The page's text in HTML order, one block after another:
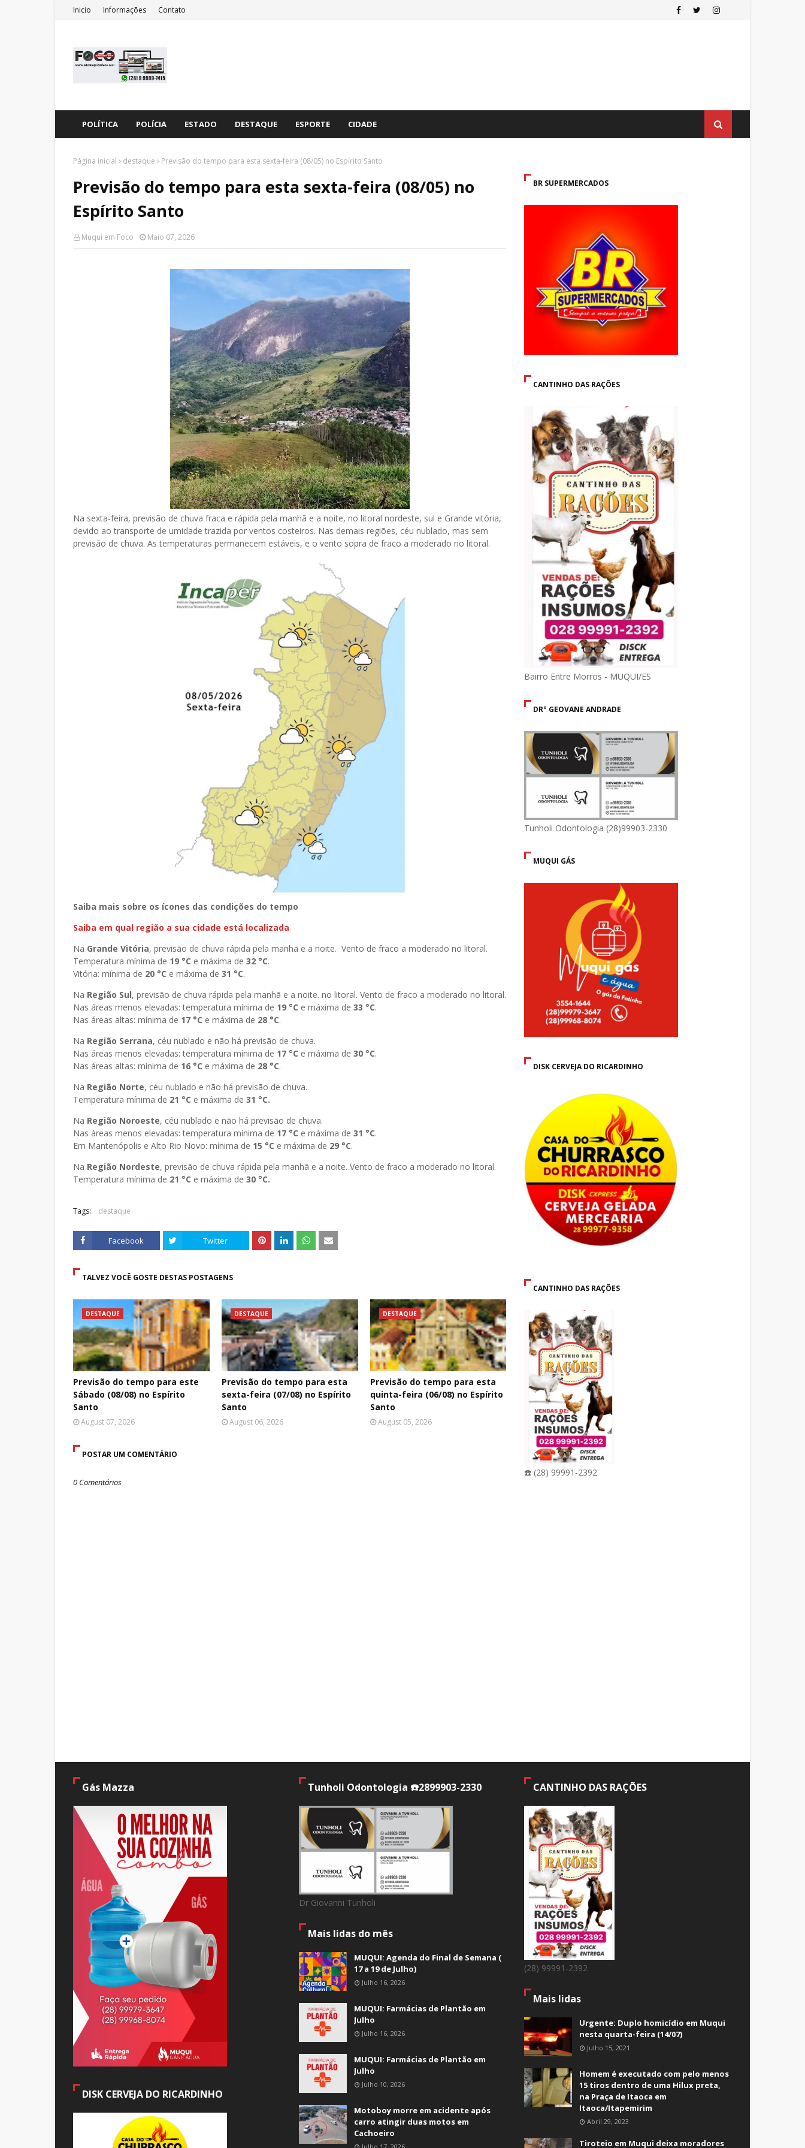
Inicio Informações Contato
POLÍTICA POLÍCIA ESTADO DESTAQUE ESPORTE CIDADE
Página inicial destaque Previsão do tempo para esta sexta-feira (08/05) no Espírito Santo
Previsão do tempo para esta sexta-feira (08/05) no
Espírito Santo
Muqui em Foco Maio 07, 2026
Na sexta-feira, previsão de chuva fraca e rápida pela manhã e a noite, no litoral nordeste, sul e Grande vitória,
devido ao transporte de umidade trazida por ventos costeiros. Nas demais regiões, céu nublado, mas sem
previsão de chuva. As temperaturas permanecem estáveis, e o vento sopra de fraco a moderado no litoral.
Saiba mais sobre os ícones das condições do tempo
Saiba em qual região a sua cidade está localizada
Na Grande Vitória, previsão de chuva rápida pela manhã e a noite. Vento de fraco a moderado no litoral.
Temperatura mínima de 19 °C e máxima de 32 °C.
Vitória: mínima de 20 °C e máxima de 31 °C.
Na Região Sul, previsão de chuva rápida pela manhã e a noite. no litoral. Vento de fraco a moderado no litoral.
Nas áreas menos elevadas: temperatura mínima de 19 °C e máxima de 33 °C.
Nas áreas altas: mínima de 17 °C e máxima de 28 °C.
Na Região Serrana, céu nublado e não há previsão de chuva.
Nas áreas menos elevadas: temperatura mínima de 17 °C e máxima de 30 °C.
Nas áreas altas: mínima de 16 °C e máxima de 28 °C.
Na Região Norte, céu nublado e não há previsão de chuva.
Temperatura mínima de 21 °C e máxima de 31 °C.
Na Região Noroeste, céu nublado e não há previsão de chuva.
Nas áreas menos elevadas: temperatura mínima de 17 °C e máxima de 31 °C.
Em Mantenópolis e Alto Rio Novo: mínima de 15 °C e máxima de 29 °C.
Na Região Nordeste, previsão de chuva rápida pela manhã e a noite. Vento de fraco a moderado no litoral.
Temperatura mínima de 21 °C e máxima de 30 °C.
Tags: destaque
Facebook Twitter
TALVEZ VOCÊ GOSTE DESTAS POSTAGENS
DESTAQUE
Previsão do tempo para este
Sábado (08/08) no Espírito
Santo
August 07, 2026
DESTAQUE
Previsão do tempo para esta
sexta-feira (07/08) no Espírito
Santo
August 06, 2026
DESTAQUE
Previsão do tempo para esta
quinta-feira (06/08) no Espírito
Santo
August 05, 2026
POSTAR UM COMENTÁRIO
0 Comentários
BR SUPERMERCADOS
CANTINHO DAS RAÇÕES
Bairro Entre Morros - MUQUI/ES
DR° GEOVANE ANDRADE
Tunholi Odontologia (28)99903-2330
MUQUI GÁS
DISK CERVEJA DO RICARDINHO
CANTINHO DAS RAÇÕES
☎️ (28) 99991-2392
Gás Mazza
DISK CERVEJA DO RICARDINHO
Tunholi Odontologia ☎️2899903-2330
Dr Giovanni Tunholi
Mais lidas do mês
MUQUI: Agenda do Final de Semana (
17 a 19 de Julho)
Julho 16, 2026
MUQUI: Farmácias de Plantão em
Julho
Julho 16, 2026
MUQUI: Farmácias de Plantão em
Julho
Julho 10, 2026
Motoboy morre em acidente após
carro atingir duas motos em
Cachoeiro
CANTINHO DAS RAÇÕES
(28) 99991-2392
Mais lidas
Urgente: Duplo homicídio em Muqui
nesta quarta-feira (14/07)
Julho 15, 2021
Homem é executado com pelo menos
15 tiros dentro de uma Hilux preta,
na Praça de Itaoca em
Itaoca/Itapemirim
Abril 29, 2023
Tiroteio em Muqui deixa moradores